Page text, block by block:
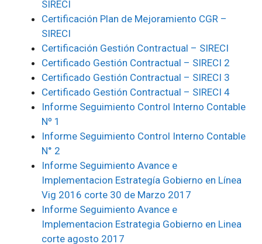
SIRECI
Certificación Plan de Mejoramiento CGR –
SIRECI
Certificación Gestión Contractual – SIRECI
Certificado Gestión Contractual – SIRECI 2
Certificado Gestión Contractual – SIRECI 3
Certificado Gestión Contractual – SIRECI 4
Informe Seguimiento Control Interno Contable
Nº 1
Informe Seguimiento Control Interno Contable
N° 2
Informe Seguimiento Avance e
Implementacion Estrategía Gobierno en Línea
Vig 2016 corte 30 de Marzo 2017
Informe Seguimiento Avance e
Implementacion Estrategia Gobierno en Linea
corte agosto 2017